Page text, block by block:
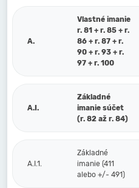
A.
Vlastné imanie
r. 81 + r. 85 + r.
86 + r. 87 + r.
90 + r. 93 + r.
97 + r. 100
A.I.
Základné
imanie súčet
(r. 82 až r. 84)
A.I.1.
Základné
imanie (411
alebo +/- 491)